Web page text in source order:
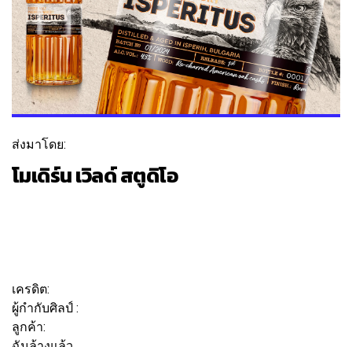
ส่งมาโดย:
โมเดิร์น เวิลด์ สตูดิโอ
เครดิต:
ผู้กำกับศิลป์ :
ลูกค้า: